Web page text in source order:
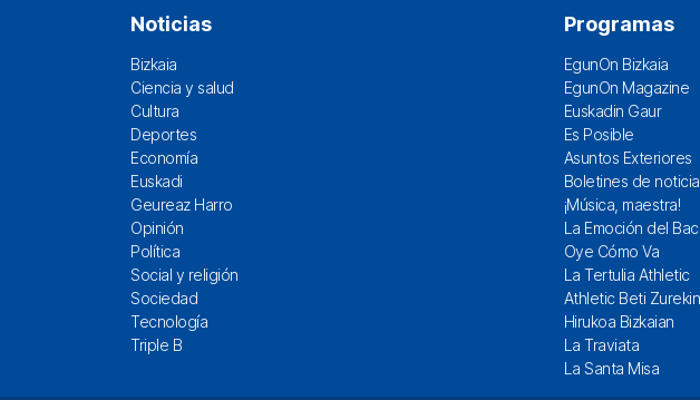
Noticias
Bizkaia
Ciencia y salud
Cultura
Deportes
Economía
Euskadi
Geureaz Harro
Opinión
Política
Social y religión
Sociedad
Tecnología
Triple B
Programas
EgunOn Bizkaia
EgunOn Magazine
Euskadin Gaur
Es Posible
Asuntos Exteriores
Boletines de
¡Música, maestra!
La Emoción del
Oye Cómo Va
La Tertulia Athletic
Athletic Beti Zurekin
Hirukoa Bizkaian
La Traviata
La Santa Misa